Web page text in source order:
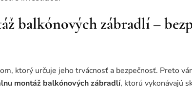
balkónových zábradlí –
ktorý určuje jeho trvácnosť a bezpečnosť. Preto
montáž balkónových zábradlí, ktorú vykonávajú